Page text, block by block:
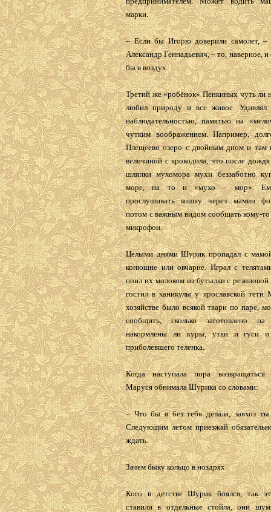
марки.
– Если бы Игорю доверили самолет, –
Александр Геннадьевич, – то, наверное, и
бы в воздух.
Третий же «робёнок» Пенкиных чуть ли
любил природу и все живое.
наблюдательно­стью, памятью на
чутким воображением. Например,
Плещеево озеро с двойным дном и там
величиной с крокодила, что после
шляпки мухомора мухи беззаботно
море, на то и «мухо – мор». Ему
прослушивать кошку через мамин
потом с важным видом сообщать кому-то
микрофон.
Целыми днями Шурик пропадал с
конюшне или овчарне. Играл с
поил их молоком из бутылки с резиновой
гостил в каникулы у ярославской тети
хозяйстве было всякой твари по паре,
сообщить, сколько заготовлено
накормлены ли куры, утки и гуси
приболевшего теленка.
Когда наступала пора
Маруся обнимала Шурика со словами:
– Что бы я без тебя делала, завхоз
Следующим летом приезжай
ждать.
Зачем быку кольцо в ноздрях
Кого в детстве Шурик боялся, так
ставили в отдельные стойла, они